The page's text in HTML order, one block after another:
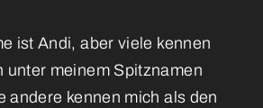
ist Andi, aber viele kennen
unter meinem Spitznamen
andere kennen mich als den